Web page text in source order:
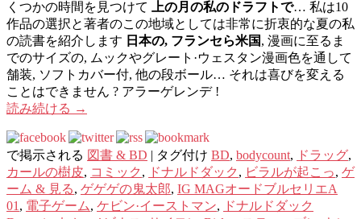
くつかの時間を見つけて
上の月の私のドラフトで… 私は10
作品の選択と著者のこの地域としては非常に折衷的な夏の私
の読書を紹介します 日本の, フランセら米国, 漫画に至るま
でのサイズの, ムックやグレート·ウェスタン漫画色を通して
舗装, ソフトカバー付, 他の段ボール… それは喜びを変える
ことはできません ? アラーゲレンデ !
読み続ける →
で掲示される 図書 & BD | タグ付け BD, bodycount, ドラッグ,
カールの樹皮, コミック , ドナルドダック , ビラルが起こっ, ゲ
ーム & 見る, ゲゲゲの鬼太郎, IG MAGオードブルセリエA
01 , 電子ゲーム, ケビン·イーストマン, ドナルドダック